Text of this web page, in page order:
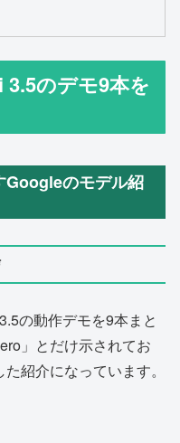
のデモ9本を
Googleのモデル紹
の動作デモを9本まと
」とだけ示されてお
紹介になっています。